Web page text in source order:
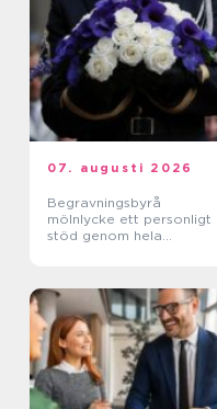
07. augusti 2026
Begravningsbyrå
mölnlycke ett personligt
stöd genom hela